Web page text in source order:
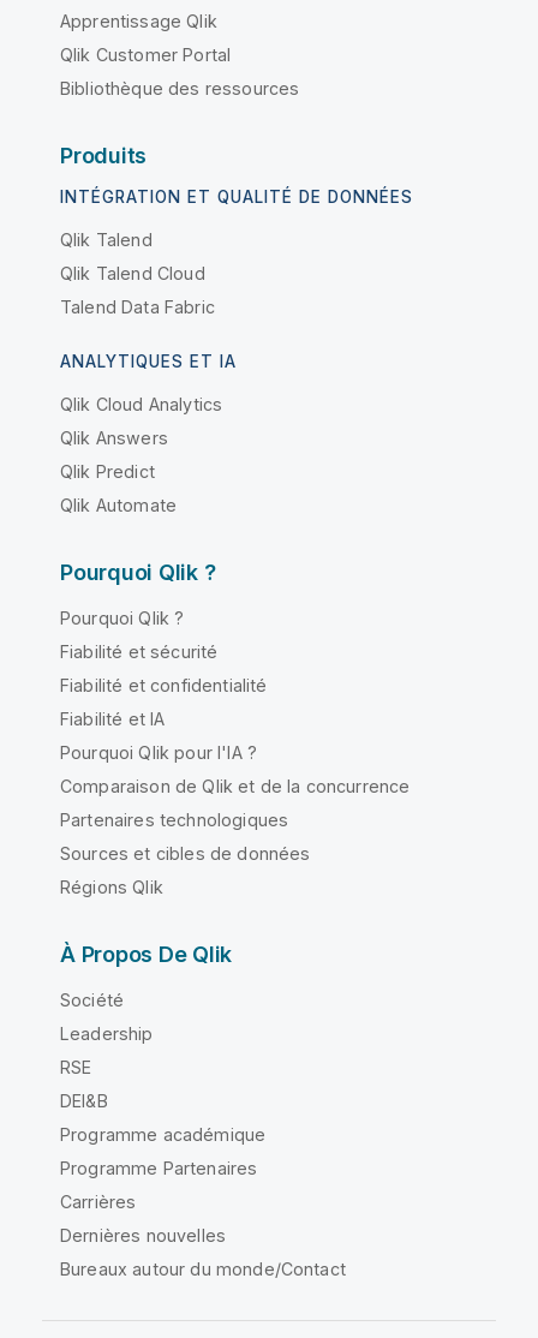
Apprentissage Qlik
Qlik Customer Portal
Bibliothèque des ressources
Produits
INTÉGRATION ET QUALITÉ DE DONNÉES
Qlik Talend
Qlik Talend Cloud
Talend Data Fabric
ANALYTIQUES ET IA
Qlik Cloud Analytics
Qlik Answers
Qlik Predict
Qlik Automate
Pourquoi Qlik ?
Pourquoi Qlik ?
Fiabilité et sécurité
Fiabilité et confidentialité
Fiabilité et IA
Pourquoi Qlik pour l'IA ?
Comparaison de Qlik et de la concurrence
Partenaires technologiques
Sources et cibles de données
Régions Qlik
À Propos De Qlik
Société
Leadership
RSE
DEI&B
Programme académique
Programme Partenaires
Carrières
Dernières nouvelles
Bureaux autour du monde/Contact